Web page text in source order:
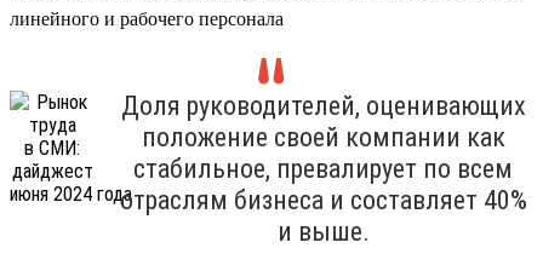
линейного и рабочего персонала
Доля руководителей, оценивающих
положение своей компании как
стабильное, превалирует по всем
отраслям бизнеса и составляет 40%
и выше.